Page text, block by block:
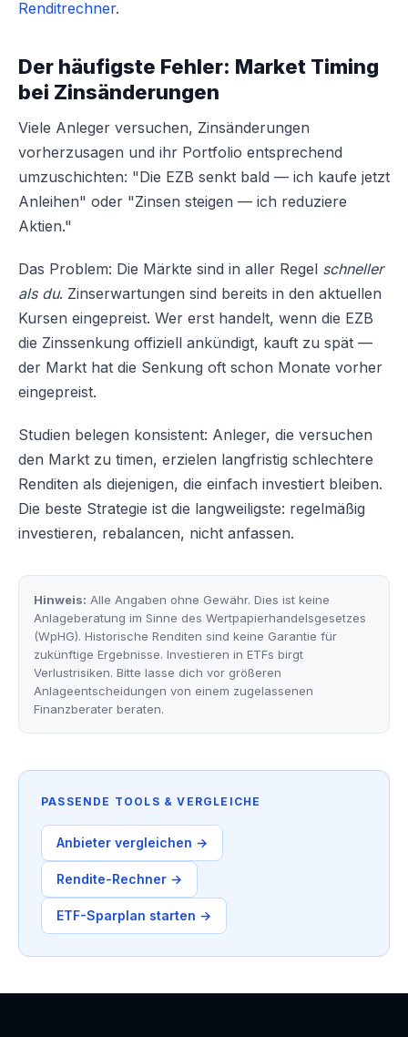
Renditrechner.
Der häufigste Fehler: Market Timing
bei Zinsänderungen
Viele Anleger versuchen, Zinsänderungen
vorherzusagen und ihr Portfolio entsprechend
umzuschichten: "Die EZB senkt bald — ich kaufe jetzt
Anleihen" oder "Zinsen steigen — ich reduziere
Aktien."
Das Problem: Die Märkte sind in aller Regel schneller
als du. Zinserwartungen sind bereits in den aktuellen
Kursen eingepreist. Wer erst handelt, wenn die EZB
die Zinssenkung offiziell ankündigt, kauft zu spät —
der Markt hat die Senkung oft schon Monate vorher
eingepreist.
Studien belegen konsistent: Anleger, die versuchen
den Markt zu timen, erzielen langfristig schlechtere
Renditen als diejenigen, die einfach investiert bleiben.
Die beste Strategie ist die langweiligste: regelmäßig
investieren, rebalancen, nicht anfassen.
Hinweis: Alle Angaben ohne Gewähr. Dies ist keine
Anlageberatung im Sinne des Wertpapierhandelsgesetzes
(WpHG). Historische Renditen sind keine Garantie für
zukünftige Ergebnisse. Investieren in ETFs birgt
Verlustrisiken. Bitte lasse dich vor größeren
Anlageentscheidungen von einem zugelassenen
Finanzberater beraten.
PASSENDE TOOLS & VERGLEICHE
Anbieter vergleichen →
Rendite-Rechner →
ETF-Sparplan starten →